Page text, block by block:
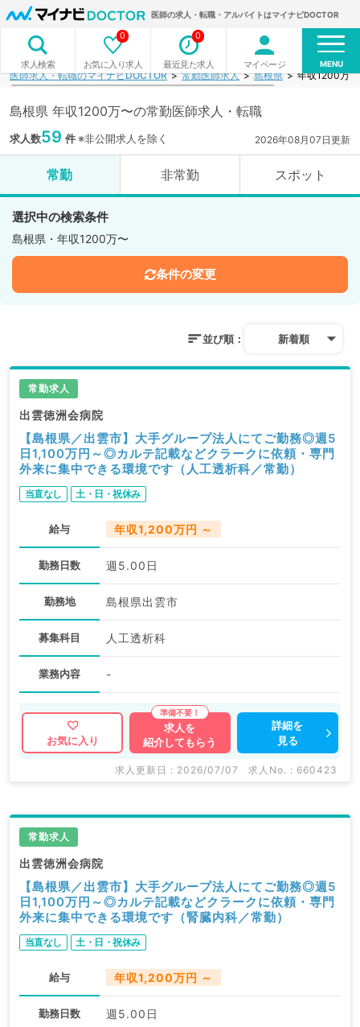
医師の求人・転職・アルバイトはマイナビDOCTOR
求人検索 お気に入り求人
0
最近見た求人
0
マイページ MENU
医師求人・転職のマイナビDOCTOR 常勤医師求人 島根県 年収1200万
島根県 年収1200万〜の常勤医師求人・転職
求人数59 件※非公開求人を除く 2026年08月07日更新
常勤 非常勤 スポット
選択中の検索条件
島根県・年収1200万〜
条件の変更
並び順： 新着順
常勤求人
出雲徳洲会病院
【島根県／出雲市】大手グループ法人にてご勤務◎週5
日1,100万円～◎カルテ記載などクラークに依頼・専門
外来に集中できる環境です（人工透析科／常勤）
当直なし 土・日・祝休み
給与 年収1,200万円 ～
勤務日数 週5.00日
勤務地 島根県出雲市
募集科目 人工透析科
業務内容 -
お気に入り
求人を
紹介してもらう
詳細を
見る
求人更新日 : 2026/07/07 求人No. : 660423
常勤求人
出雲徳洲会病院
【島根県／出雲市】大手グループ法人にてご勤務◎週5
日1,100万円～◎カルテ記載などクラークに依頼・専門
外来に集中できる環境です（腎臓内科／常勤）
当直なし 土・日・祝休み
給与 年収1,200万円 ～
勤務日数 週5.00日